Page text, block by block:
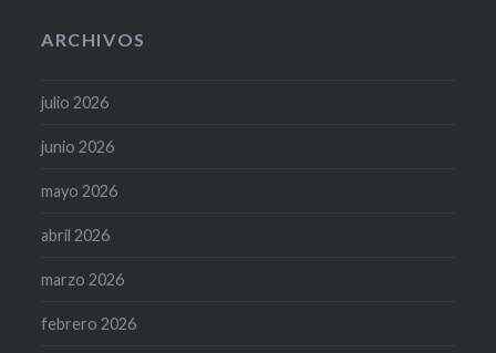
ARCHIVOS
julio 2026
junio 2026
mayo 2026
abril 2026
marzo 2026
febrero 2026